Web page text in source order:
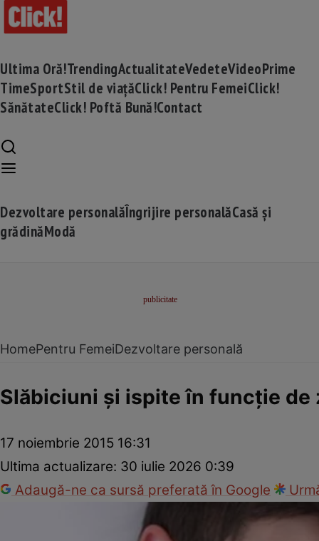
Ultima Oră!TrendingActualitateVedeteVideoPrime
TimeSportStil de viațăClick! Pentru FemeiClick!
SănătateClick! Poftă Bună!Contact
Dezvoltare personalăÎngrijire personalăCasă și
grădinăModă
HomePentru FemeiDezvoltare personală
Slăbiciuni şi ispite în funcţie de
17 noiembrie 2015 16:31
Ultima actualizare: 30 iulie 2026 0:39
Adaugă-ne ca sursă preferată în Google